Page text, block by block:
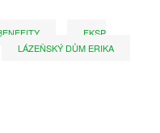
FKSP
LÁZEŇSKÝ DŮM ERIKA